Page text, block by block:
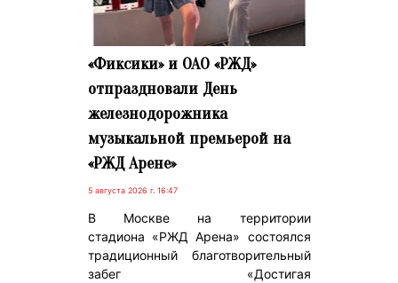
«Фиксики» и ОАО «РЖД»
отпраздновали День
железнодорожника
музыкальной премьерой на
«РЖД Арене»
5 августа 2026 г. 16:47
В Москве на территории
стадиона «РЖД Арена» состоялся
традиционный благотворительный
забег «Достигая